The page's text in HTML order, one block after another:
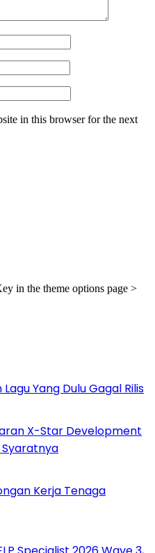
in this browser for the next
in the theme options page >
Yang Dulu Gagal Rilis
X-Star Development
Kerja Tenaga